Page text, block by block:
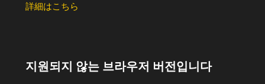
詳細はこちら
지원되지 않는 브라우저 버전입니다